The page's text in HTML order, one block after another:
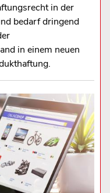
in der
bedarf dringend
in einem neuen